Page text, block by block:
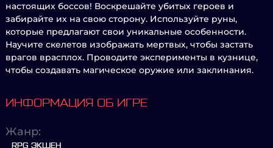
настоящих боссов! Воскрешайте убитых героев и
забирайте их на свою сторону. Используйте руны,
которые предлагают свои уникальные особенности.
Научите скелетов изображать мертвых, чтобы застать
врагов врасплох. Проводите эксперименты в кузнице,
чтобы создавать магическое оружие или заклинания.
ИНФОРМАЦИЯ ОБ ИГРЕ
Жанр:
RPG ЭКШЕН